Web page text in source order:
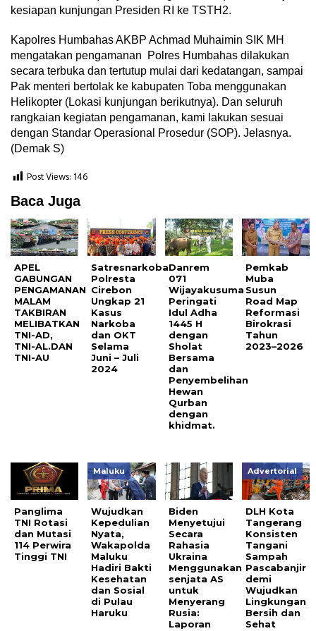
kesiapan kunjungan Presiden RI ke TSTH2.
Kapolres Humbahas AKBP Achmad Muhaimin SIK MH
mengatakan pengamanan Polres Humbahas dilakukan
secara terbuka dan tertutup mulai dari kedatangan, sampai
Pak menteri bertolak ke kabupaten Toba menggunakan
Helikopter (Lokasi kunjungan berikutnya). Dan seluruh
rangkaian kegiatan pengamanan, kami lakukan sesuai
dengan Standar Operasional Prosedur (SOP). Jelasnya.
(Demak S)
Post Views: 146
Baca Juga
APEL
GABUNGAN
PENGAMANAN
MALAM
TAKBIRAN
MELIBATKAN
TNI-AD,
TNI-AL.DAN
TNI-AU
Satresnarkoba
Polresta
Cirebon
Ungkap 21
Kasus
Narkoba
dan OKT
Selama
Juni – Juli
2024
Danrem
071
Wijayakusuma
Peringati
Idul Adha
1445 H
dengan
Sholat
Bersama
dan
Penyembelihan
Hewan
Qurban
dengan
khidmat.
Pemkab
Muba
Susun
Road Map
Reformasi
Birokrasi
Tahun
2023–2026
Panglima
TNI Rotasi
dan Mutasi
114 Perwira
Tinggi TNI
Maluku
Wujudkan
Kepedulian
Nyata,
Wakapolda
Maluku
Hadiri Bakti
Kesehatan
dan Sosial
di Pulau
Haruku
Biden
Menyetujui
Secara
Rahasia
Ukraina
Menggunakan
senjata AS
untuk
Menyerang
Rusia:
Laporan
Advertorial
DLH Kota
Tangerang
Konsisten
Tangani
Sampah
Pascabanjir
demi
Wujudkan
Lingkungan
Bersih dan
Sehat